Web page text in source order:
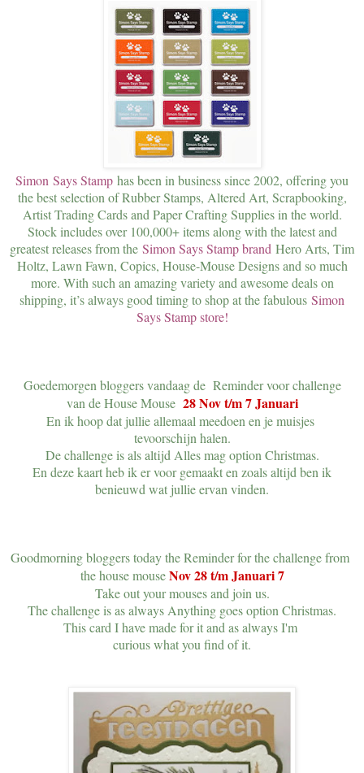
Simon Says Stamp has been in business since 2002, offering you
the best selection of Rubber Stamps, Altered Art, Scrapbooking,
Artist Trading Cards and Paper Crafting Supplies in the world.
Stock includes over 100,000+ items along with the latest and
greatest releases from the Simon Says Stamp brand Hero Arts, Tim
Holtz, Lawn Fawn, Copics, House-Mouse Designs and so much
more. With such an amazing variety and awesome deals on
shipping, it’s always good timing to shop at the fabulous Simon
Says Stamp store!
Goedemorgen bloggers vandaag de Reminder voor challenge
van de House Mouse 28 Nov t/m 7 Januari
En ik hoop dat jullie allemaal meedoen en je muisjes
tevoorschijn halen.
De challenge is als altijd Alles mag option Christmas.
En deze kaart heb ik er voor gemaakt en zoals altijd ben ik
benieuwd wat jullie ervan vinden.
Goodmorning bloggers today the Reminder for the challenge from
the house mouseNov 28 t/m Januari 7
Take out your mouses and join us.
The challenge is as always Anything goes option Christmas.
This card I have made for it and as always I'm
curious what you find of it.